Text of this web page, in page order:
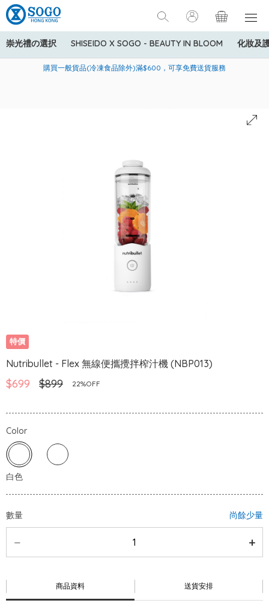
崇光禮の選択 SHISEIDO X SOGO - BEAUTY IN BLOOM 化妝及
美國運通Explorer®信用卡會員購物禮遇：高達5%簽賬回贈！
購買一般貨品(冷凍食品除外)滿$600，可享免費送貨服務
寄送中國內地服務只適用於指定商品，若訂單金額少於HK$600(折
特價
Nutribullet - Flex 無線便攜攪拌榨汁機 (NBP013)
$699 $899 22%OFF
Color
數量 尚餘少量
商品資料 送貨安排